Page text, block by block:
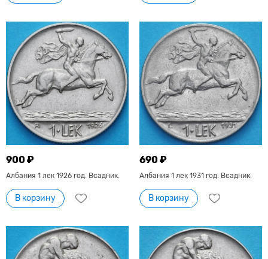
900 ₽
Албания 1 лек 1926 год. Всадник.
В корзину
690 ₽
Албания 1 лек 1931 год. Всадник.
В корзину